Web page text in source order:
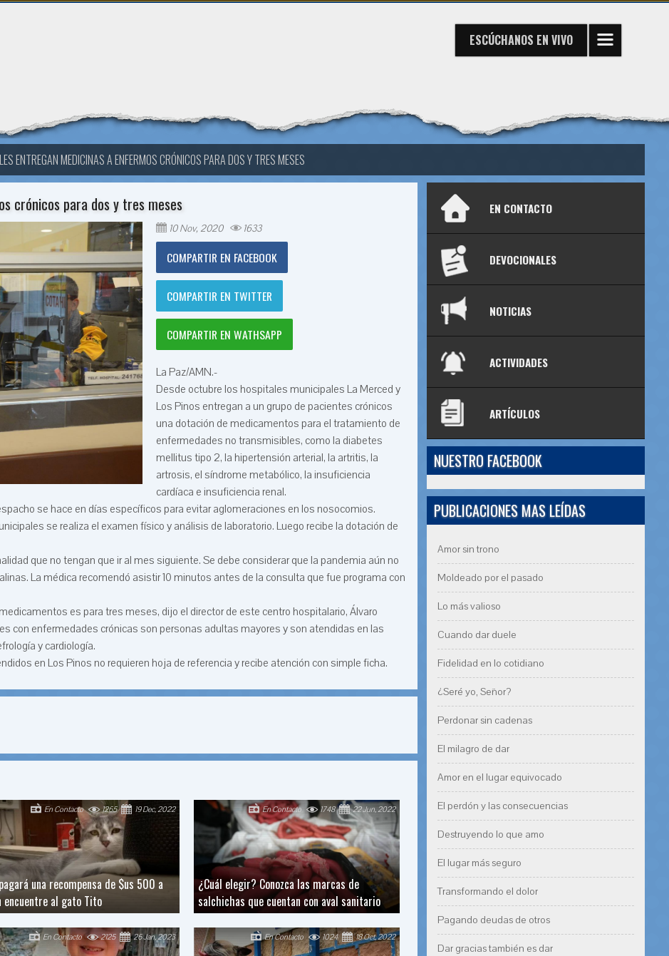
ESCÚCHANOS EN VIVO
ENTREGAN MEDICINAS A ENFERMOS CRÓNICOS PARA DOS Y TRES MESES
crónicos para dos y tres meses
10 Nov, 2020 1633
COMPARTIR EN FACEBOOK
COMPARTIR EN TWITTER
COMPARTIR EN WATHSAPP
La Paz/AMN.-
Desde octubre los hospitales municipales La Merced y
Los Pinos entregan a un grupo de pacientes crónicos
una dotación de medicamentos para el tratamiento de
enfermedades no transmisibles, como la diabetes
mellitus tipo 2, la hipertensión arterial, la artritis, la
artrosis, el síndrome metabólico, la insuficiencia
cardíaca e insuficiencia renal.
se hace en días específicos para evitar aglomeraciones en los nosocomios.
se realiza el examen físico y análisis de laboratorio. Luego recibe la dotación de
que no tengan que ir al mes siguiente. Se debe considerar que la pandemia aún no
La médica recomendó asistir 10 minutos antes de la consulta que fue programa con
es para tres meses, dijo el director de este centro hospitalario, Álvaro
con enfermedades crónicas son personas adultas mayores y son atendidas en las
y cardiología.
en Los Pinos no requieren hoja de referencia y recibe atención con simple ficha.
una recompensa de $us 500 a
encuentre al gato Tito
19 Dec, 2022
1265
En Contacto
¿Cuál elegir? Conozca las marcas de
salchichas que cuentan con aval sanitario
22 Jun, 2022
1748
En Contacto
26 Jan, 2023
2125
En Contacto 18 Oct, 2022
1024
En Contacto
EN CONTACTO
DEVOCIONALES
NOTICIAS
ACTIVIDADES
ARTÍCULOS
NUESTRO FACEBOOK
PUBLICACIONES MAS LEÍDAS
Amor sin trono
Moldeado por el pasado
Lo más valioso
Cuando dar duele
Fidelidad en lo cotidiano
¿Seré yo, Señor?
Perdonar sin cadenas
El milagro de dar
Amor en el lugar equivocado
El perdón y las consecuencias
Destruyendo lo que amo
El lugar más seguro
Transformando el dolor
Pagando deudas de otros
Dar gracias también es dar